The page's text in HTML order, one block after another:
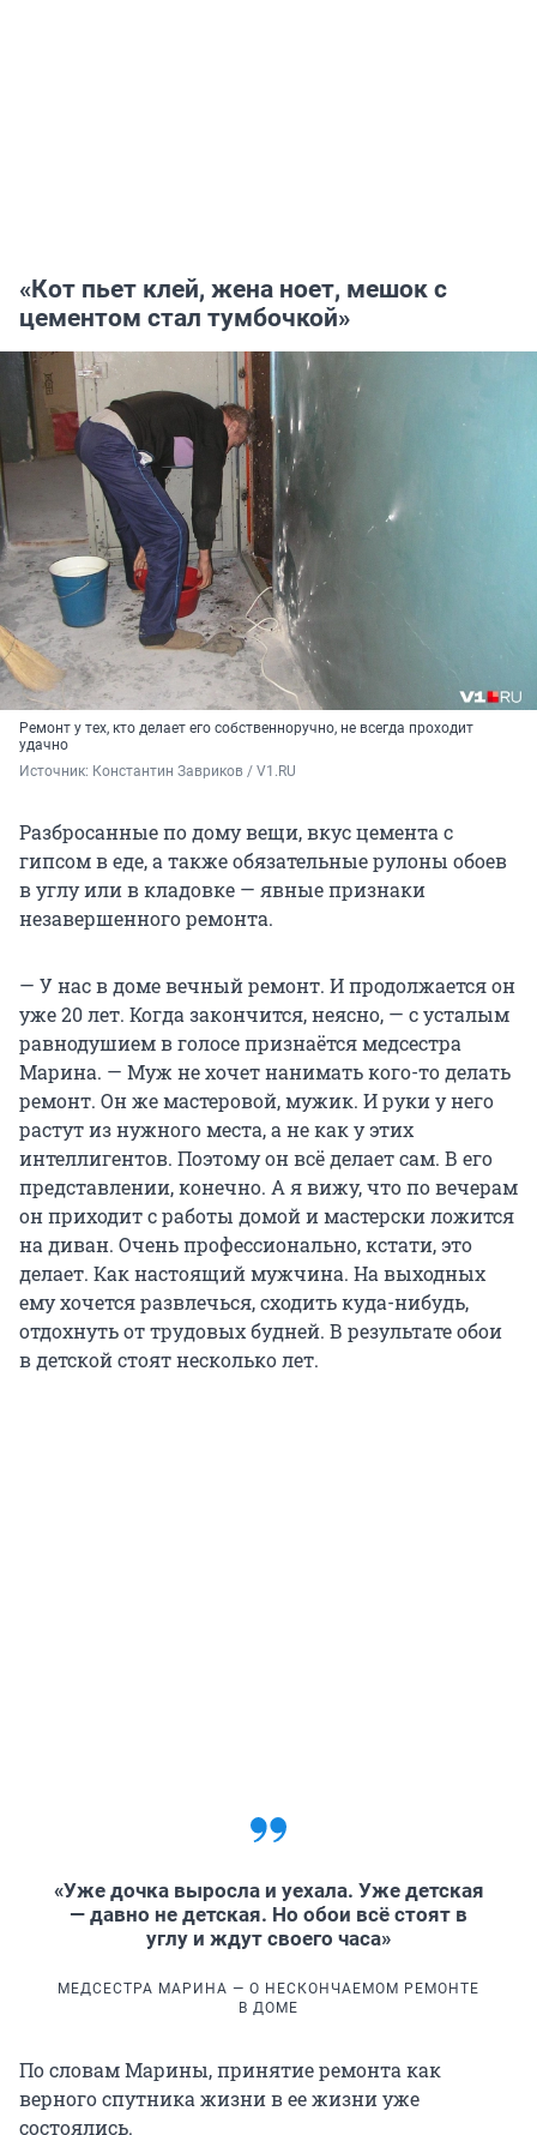
«Кот пьет клей, жена ноет, мешок с
цементом стал тумбочкой»
Ремонт у тех, кто делает его собственноручно, не всегда проходит
удачно
Источник: Константин Завриков / V1.RU
Разбросанные по дому вещи, вкус цемента с
гипсом в еде, а также обязательные рулоны обоев
в углу или в кладовке — явные признаки
незавершенного ремонта.
— У нас в доме вечный ремонт. И продолжается он
уже 20 лет. Когда закончится, неясно, — с усталым
равнодушием в голосе признаётся медсестра
Марина. — Муж не хочет нанимать кого-то делать
ремонт. Он же мастеровой, мужик. И руки у него
растут из нужного места, а не как у этих
интеллигентов. Поэтому он всё делает сам. В его
представлении, конечно. А я вижу, что по вечерам
он приходит с работы домой и мастерски ложится
на диван. Очень профессионально, кстати, это
делает. Как настоящий мужчина. На выходных
ему хочется развлечься, сходить куда-нибудь,
отдохнуть от трудовых будней. В результате обои
в детской стоят несколько лет.
«Уже дочка выросла и уехала. Уже детская
— давно не детская. Но обои всё стоят в
углу и ждут своего часа»
МЕДСЕСТРА МАРИНА — О НЕСКОНЧАЕМОМ РЕМОНТЕ
В ДОМЕ
По словам Марины, принятие ремонта как
верного спутника жизни в ее жизни уже
состоялись.